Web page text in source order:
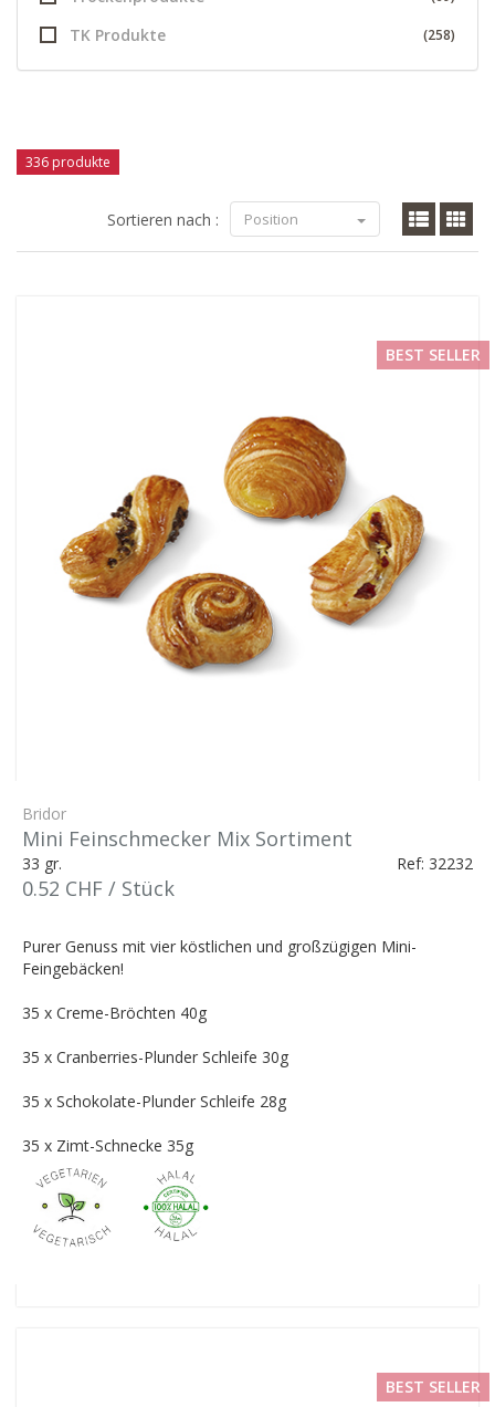
TK Produkte (258)
336 produkte
Sortieren nach : Position
BEST SELLER
Bridor
Mini Feinschmecker Mix Sortiment
33 gr. Ref: 32232
0.52 CHF / Stück
Purer Genuss mit vier köstlichen und großzügigen Mini-
Feingebäcken!
35 x Creme-Bröchten 40g
35 x Cranberries-Plunder Schleife 30g
35 x Schokolate-Plunder Schleife 28g
35 x Zimt-Schnecke 35g
BEST SELLER